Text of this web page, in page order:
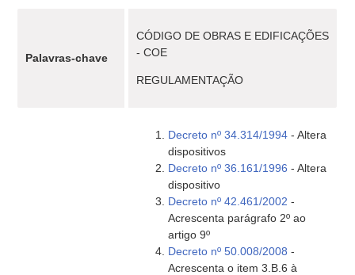
Palavras-chave
CÓDIGO DE OBRAS E EDIFICAÇÕES
- COE
REGULAMENTAÇÃO
Decreto nº 34.314/1994 - Altera
dispositivos
Decreto nº 36.161/1996 - Altera
dispositivo
Decreto nº 42.461/2002 -
Acrescenta parágrafo 2º ao
artigo 9º
Decreto nº 50.008/2008 -
Acrescenta o item 3.B.6 à